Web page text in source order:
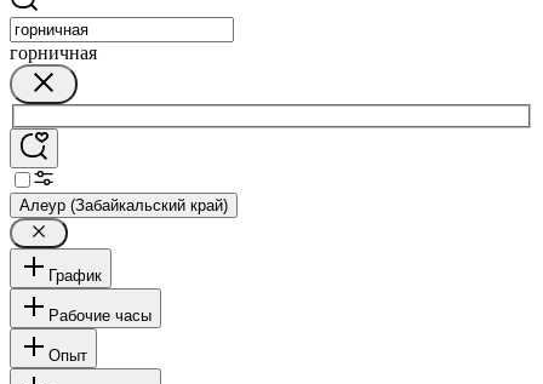
горничная
Алеур (Забайкальский край)
График
Рабочие часы
Опыт